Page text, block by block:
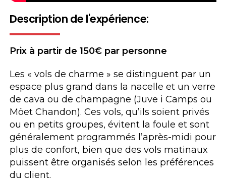
Description de l'expérience:
Prix à partir de 150€ par personne
Les « vols de charme » se distinguent par un
espace plus grand dans la nacelle et un verre
de cava ou de champagne (Juve i Camps ou
Möet Chandon). Ces vols, qu’ils soient privés
ou en petits groupes, évitent la foule et sont
généralement programmés l’après-midi pour
plus de confort, bien que des vols matinaux
puissent être organisés selon les préférences
du client.